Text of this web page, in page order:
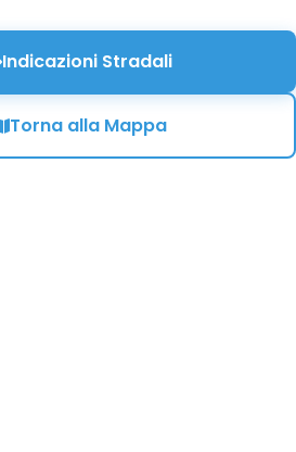
Indicazioni Stradali
Torna alla Mappa